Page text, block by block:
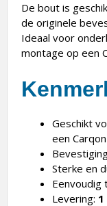
De bout is
de originele
Ideaal voor
montage op een
Geschikt
een
Sterke en
Eenvoudig
Levering: